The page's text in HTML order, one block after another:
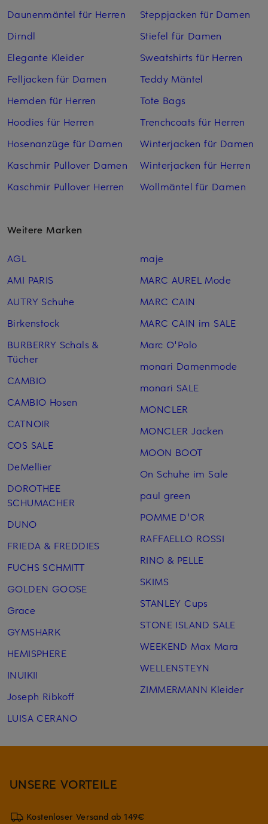
Daunenmäntel für Herren
Dirndl
Elegante Kleider
Felljacken für Damen
Hemden für Herren
Hoodies für Herren
Hosenanzüge für Damen
Kaschmir Pullover Damen
Kaschmir Pullover Herren
Steppjacken für Damen
Stiefel für Damen
Sweatshirts für Herren
Teddy Mäntel
Tote Bags
Trenchcoats für Herren
Winterjacken für Damen
Winterjacken für Herren
Wollmäntel für Damen
Weitere Marken
AGL
AMI PARIS
AUTRY Schuhe
Birkenstock
BURBERRY Schals &
Tücher
CAMBIO
CAMBIO Hosen
CATNOIR
COS SALE
DeMellier
DOROTHEE
SCHUMACHER
DUNO
FRIEDA & FREDDIES
FUCHS SCHMITT
GOLDEN GOOSE
Grace
GYMSHARK
HEMISPHERE
INUIKII
Joseph Ribkoff
LUISA CERANO
maje
MARC AUREL Mode
MARC CAIN
MARC CAIN im SALE
Marc O'Polo
monari Damenmode
monari SALE
MONCLER
MONCLER Jacken
MOON BOOT
On Schuhe im Sale
paul green
POMME D'OR
RAFFAELLO ROSSI
RINO & PELLE
SKIMS
STANLEY Cups
STONE ISLAND SALE
WEEKEND Max Mara
WELLENSTEYN
ZIMMERMANN Kleider
UNSERE VORTEILE
Kostenloser Versand ab 149€